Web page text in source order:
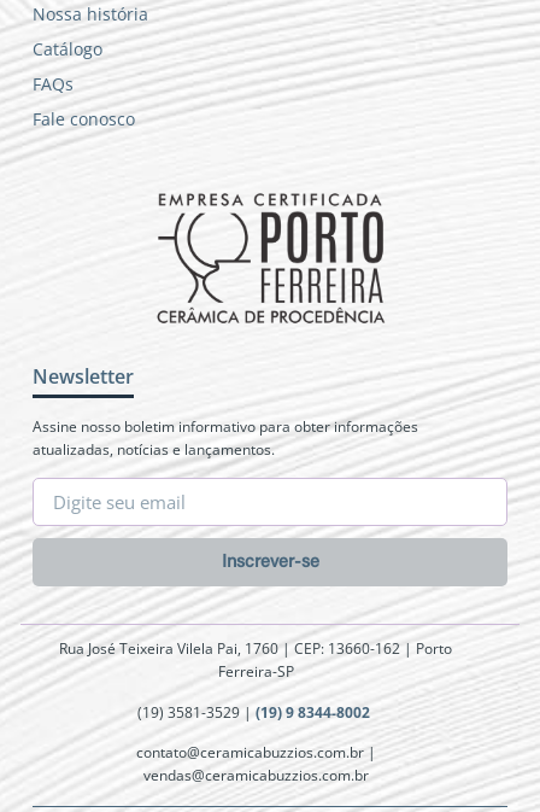
Nossa história
Catálogo
FAQs
Fale conosco
Newsletter
Assine nosso boletim informativo para obter informações
atualizadas, notícias e lançamentos.
Inscrever-se
Rua José Teixeira Vilela Pai, 1760 | CEP: 13660-162 | Porto
Ferreira-SP
(19) 3581-3529 | (19) 9 8344-8002
contato@ceramicabuzzios.com.br |
vendas@ceramicabuzzios.com.br